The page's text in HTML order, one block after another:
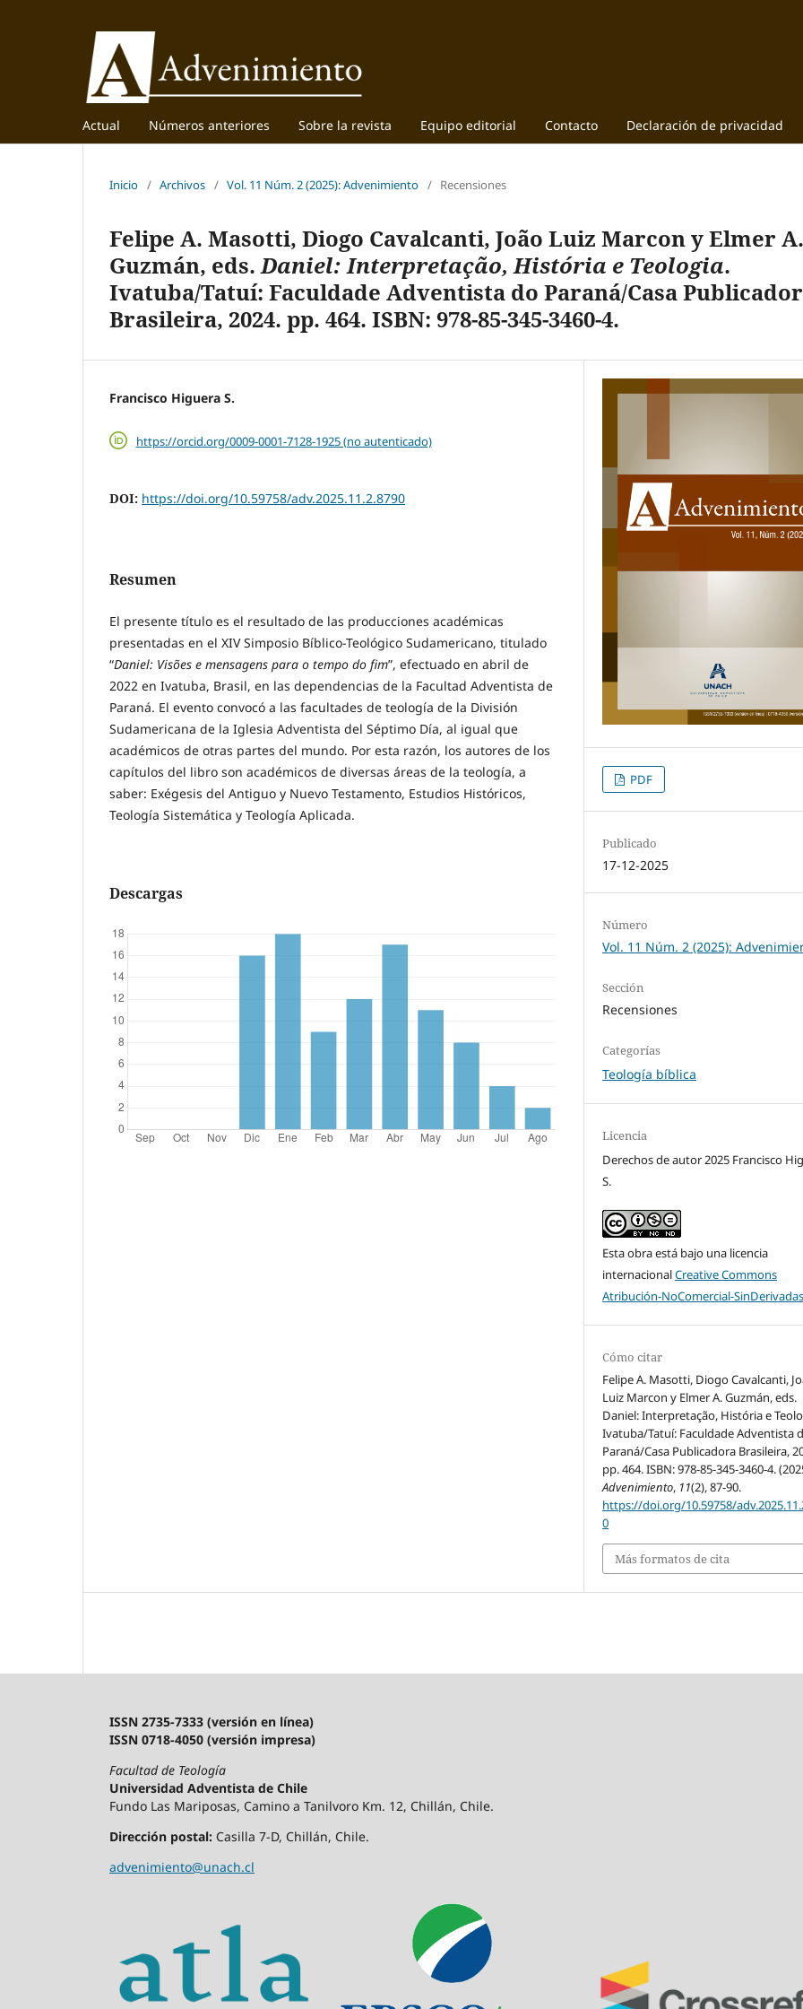
Actual Números anteriores Sobre la revista Equipo editorial Contacto Declaración de privacidad
Inicio / Archivos / Vol. 11 Núm. 2 (2025): Advenimiento / Recensiones
Felipe A. Masotti, Diogo Cavalcanti, João Luiz Marcon y Elmer A.
Guzmán, eds.Daniel: Interpretação, História e Teologia.
Ivatuba/Tatuí: Faculdade Adventista do Paraná/Casa
Brasileira, 2024. pp. 464. ISBN: 978-85-345-3460-4.
Francisco Higuera S.
https://orcid.org/0009-0001-7128-1925 (no autenticado)
DOI: https://doi.org/10.59758/adv.2025.11.2.8790
Resumen
El presente título es el resultado de las producciones académicas
presentadas en el XIV Simposio Bíblico-Teológico Sudamericano, titulado
“Daniel: Visões e mensagens para o tempo do fim”, efectuado en abril de
2022 en Ivatuba, Brasil, en las dependencias de la Facultad Adventista de
Paraná. El evento convocó a las facultades de teología de la División
Sudamericana de la Iglesia Adventista del Séptimo Día, al igual que
académicos de otras partes del mundo. Por esta razón, los autores de los
capítulos del libro son académicos de diversas áreas de la teología, a
saber: Exégesis del Antiguo y Nuevo Testamento, Estudios Históricos,
Teología Sistemática y Teología Aplicada.
Descargas
PDF
Publicado
17-12-2025
Número
Vol. 11 Núm. 2 (2025):
Sección
Recensiones
Categorías
Teología bíblica
Licencia
Derechos de autor 2025 Francisco
S.
Esta obra está bajo una licencia
internacionalCreative Commons
Atribución-NoComercial-
Cómo citar
Felipe A. Masotti, Diogo Cavalcanti,
Luiz Marcon y Elmer A. Guzmán, eds.
Daniel: Interpretação, História e
Ivatuba/Tatuí: Faculdade Adventista
Paraná/Casa Publicadora Brasileira,
pp. 464. ISBN: 978-85-345-3460-4.
Advenimiento, 11(2), 87-90.
https://doi.org/10.59758/
0
Más formatos de cita
ISSN 2735-7333 (versión en línea)
ISSN 0718-4050 (versión impresa)
Facultad de Teología
Universidad Adventista de Chile
Fundo Las Mariposas, Camino a Tanilvoro Km. 12, Chillán, Chile.
Dirección postal: Casilla 7-D, Chillán, Chile.
advenimiento@unach.cl